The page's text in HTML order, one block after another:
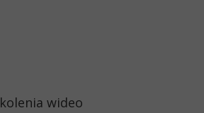
wideo